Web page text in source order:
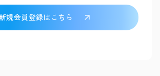
規会員登録はこちら